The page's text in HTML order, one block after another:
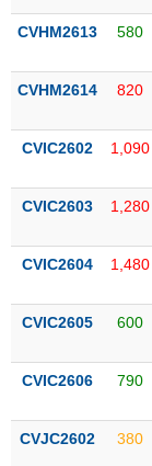
CVHM2613 580
CVHM2614 820
CVIC2602 1,090
CVIC2603 1,280
CVIC2604 1,480
CVIC2605 600
CVIC2606 790
CVJC2602 380
của
(-)
Báo
phân
tích
ngữ
(-)
Dịch